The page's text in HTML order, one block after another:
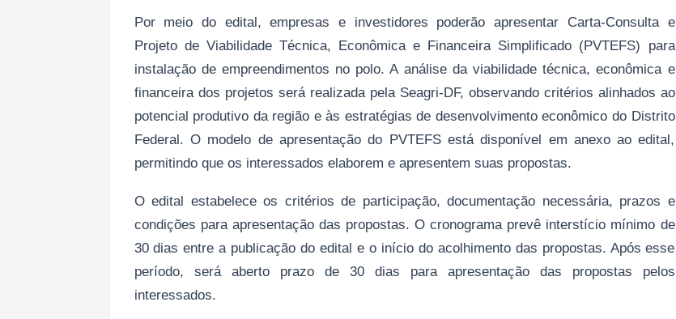
Por meio do edital, empresas e investidores poderão apresentar Carta-Consulta e
Projeto de Viabilidade Técnica, Econômica e Financeira Simplificado (PVTEFS) para
instalação de empreendimentos no polo. A análise da viabilidade técnica, econômica e
financeira dos projetos será realizada pela Seagri-DF, observando critérios alinhados ao
potencial produtivo da região e às estratégias de desenvolvimento econômico do Distrito
Federal. O modelo de apresentação do PVTEFS está disponível em anexo ao edital,
permitindo que os interessados elaborem e apresentem suas propostas.
O edital estabelece os critérios de participação, documentação necessária, prazos e
condições para apresentação das propostas. O cronograma prevê interstício mínimo de
30 dias entre a publicação do edital e o início do acolhimento das propostas. Após esse
período, será aberto prazo de 30 dias para apresentação das propostas pelos
interessados.